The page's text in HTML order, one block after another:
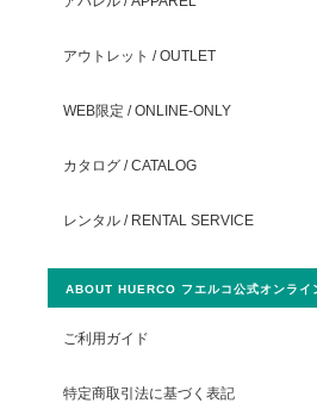
アウトレット / OUTLET
WEB限定 / ONLINE-ONLY
カタログ / CATALOG
レンタル / RENTAL SERVICE
ABOUT HUERCO フエルコ公式オンライ
ご利用ガイド
特定商取引法に基づく表記